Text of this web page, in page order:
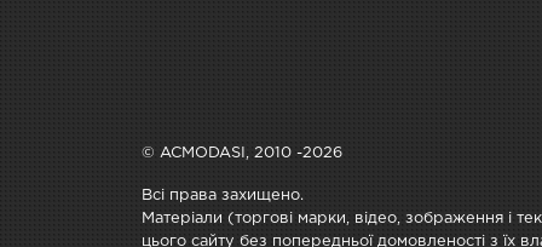
© ACMODASI, 2010 -2026
Всі права захищено.
Матеріали (торгові марки, відео, зображення і
цього сайту без попередньої домовленості з їх